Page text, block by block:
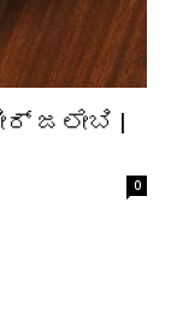
ಜಲೇಬಿ |
0